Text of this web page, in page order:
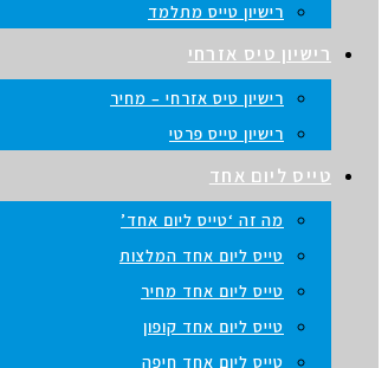
רישיון טייס מתלמד
רישיון טיס אזרחי
רישיון טיס אזרחי – מחיר
רישיון טייס פרטי
טייס ליום אחד
מה זה ‘טייס ליום אחד’
טייס ליום אחד המלצות
טייס ליום אחד מחיר
טייס ליום אחד קופון
טייס ליום אחד חיפה